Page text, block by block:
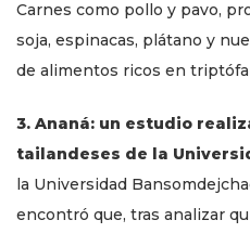
Carnes como pollo y pavo,
soja, espinacas, plátano y
de alimentos ricos en
3. Ananá: un estudio
tailandeses de la
la Universidad
encontró que, tras analizar